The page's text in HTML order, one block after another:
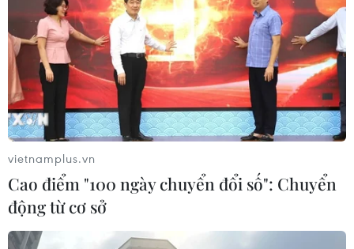
Bình Định: Mưa lớn gây sạt lở nghiêm
trọng tại huyện miền núi An Lão
Trên tuyến đường từ xã An Trung đi xã An Vinh của tỉnh
Bình Định, từ ngày 29/11 đến nay, sạt lở đã xảy ra tại 10
vị trí. Trong đó, có 2 vị trí với khối lượng đất đá lớn đã
gây chia cắt giao thông.
vietnamplus.vn
Cao điểm "100 ngày chuyển đổi số": Chuyển
động từ cơ sở